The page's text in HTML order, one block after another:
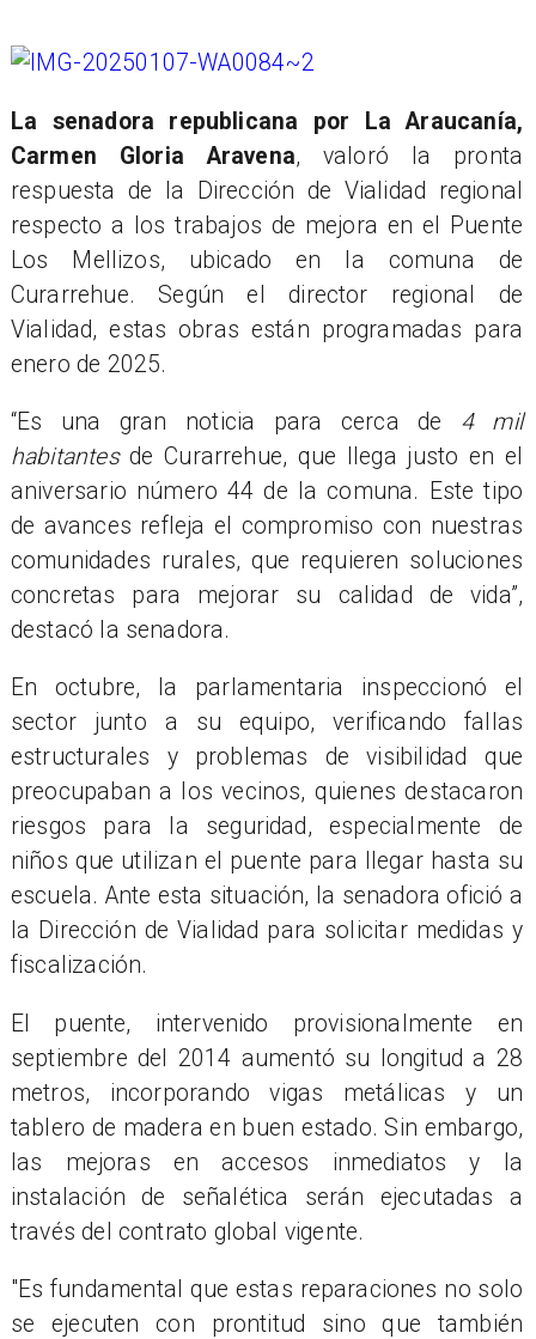
La senadora republicana por La Araucanía,
Carmen Gloria Aravena, valoró la pronta
respuesta de la Dirección de Vialidad regional
respecto a los trabajos de mejora en el Puente
Los Mellizos, ubicado en la comuna de
Curarrehue. Según el director regional de
Vialidad, estas obras están programadas para
enero de 2025.
“Es una gran noticia para cerca de 4 mil
habitantesde Curarrehue, que llega justo en el
aniversario número 44 de la comuna. Este tipo
de avances refleja el compromiso con nuestras
comunidades rurales, que requieren soluciones
concretas para mejorar su calidad de vida”,
destacó la senadora.
En octubre, la parlamentaria inspeccionó el
sector junto a su equipo, verificando fallas
estructurales y problemas de visibilidad que
preocupaban a los vecinos, quienes destacaron
riesgos para la seguridad, especialmente de
niños que utilizan el puente para llegar hasta su
escuela. Ante esta situación, la senadora ofició a
la Dirección de Vialidad para solicitar medidas y
fiscalización.
El puente, intervenido provisionalmente en
septiembre del 2014 aumentó su longitud a 28
metros, incorporando vigas metálicas y un
tablero de madera en buen estado. Sin embargo,
las mejoras en accesos inmediatos y la
instalación de señalética serán ejecutadas a
través del contrato global vigente.
"Es fundamental que estas reparaciones no solo
se ejecuten con prontitud sino que también